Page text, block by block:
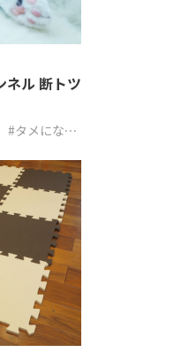
ネル 断トツ
#タメにな